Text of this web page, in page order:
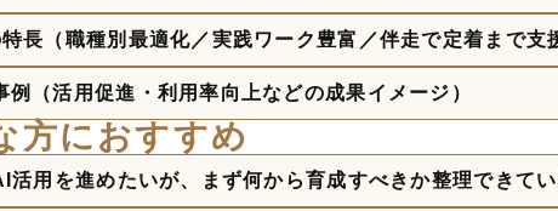
長（職種別最適化／実践ワーク豊富／伴走で定着まで支
例（活用促進・利用率向上などの成果イメージ）
方におすすめ
活用を進めたいが、まず何から育成すべきか整理できて